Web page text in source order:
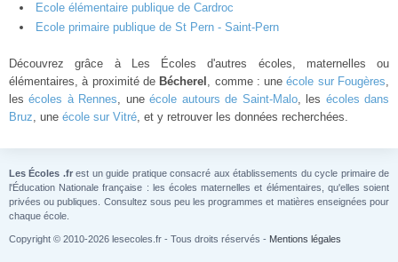
Ecole élémentaire publique de Cardroc
Ecole primaire publique de St Pern - Saint-Pern
Découvrez grâce à Les Écoles d'autres écoles, maternelles ou
élémentaires, à proximité de Bécherel , comme : uneécole sur Fougères,
lesécoles à Rennes, uneécole autours de Saint-Malo, les écoles dans
Bruz, une école sur Vitré, et y retrouver les données recherchées.
Les Écoles .frest un guide pratique consacré aux établissements du cycle primaire de
l'Éducation Nationale française : les écoles maternelles et élémentaires, qu'elles soient
privées ou publiques. Consultez sous peu les programmes et matières enseignées pour
chaque école.
Copyright © 2010-2026 lesecoles.fr - Tous droits réservés - Mentions légales